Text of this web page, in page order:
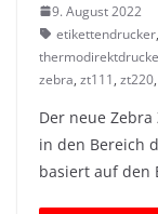
9. August 2022
etikettendrucker,
zebra, zt111, zt220,
Der neue
in den Bereich
basiert auf den